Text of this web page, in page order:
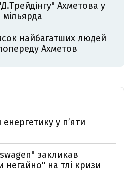
Ахметова у
мільярда
найбагатших людей
Ахметов
у пʼяти
закликав
негайно" на тлі кризи